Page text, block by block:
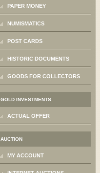
PAPER MONEY
NUMISMATICS
POST CARDS
HISTORIC DOCUMENTS
GOODS FOR COLLECTORS
GOLD INVESTMENTS
ACTUAL OFFER
AUCTION
MY ACCOUNT